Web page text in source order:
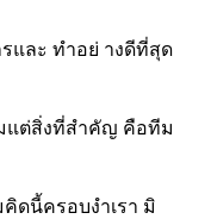
และ ทำอย่ างดีที่สุด
แต่สิ่งที่สำคัญ คือทีม
ดนี้ครอบงำเรา มิ